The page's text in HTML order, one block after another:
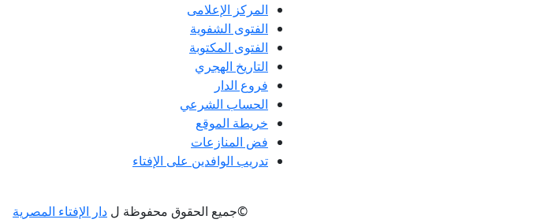
المركز الإعلامى
الفتوى الشفوية
الفتوى المكتوبة
التاريخ الهجري
فروع الدار
الحساب الشرعي
خريطة الموقع
فض المنازعات
تدريب الوافدين على الإفتاء
©جميع الحقوق محفوظة ل دار الإفتاء المصرية